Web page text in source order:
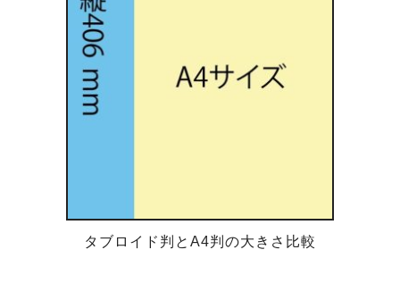
タブロイド判とA4判の大きさ比較